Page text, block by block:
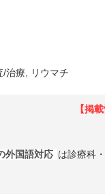
/治療 リウマチ
【掲
外国語対応 は診療科